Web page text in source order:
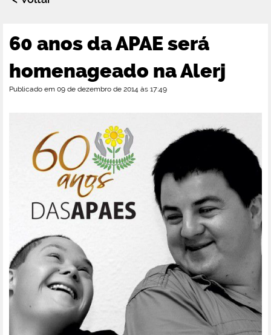
60 anos da APAE será
homenageado na Alerj
Publicado em 09 de dezembro de 2014 às 17:49